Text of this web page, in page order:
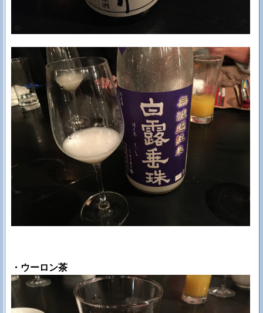
・ウーロン茶